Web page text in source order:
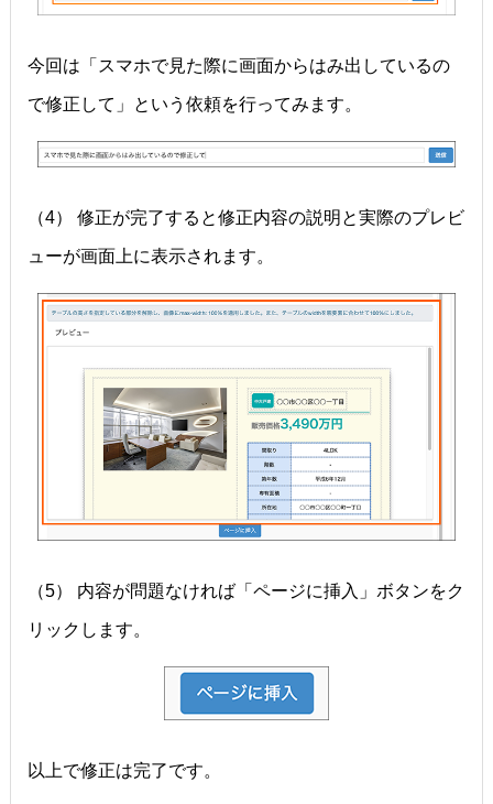
今回は「スマホで見た際に画面からはみ出しているの
で修正して」という依頼を行ってみます。
（4） 修正が完了すると修正内容の説明と実際のプレビ
ューが画面上に表示されます。
（5） 内容が問題なければ「ページに挿入」ボタンをク
リックします。
以上で修正は完了です。